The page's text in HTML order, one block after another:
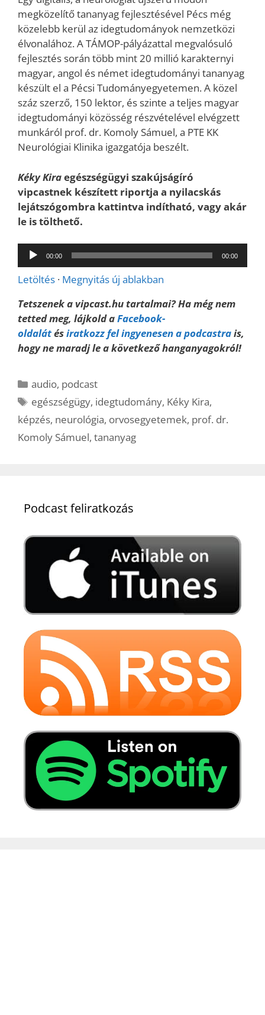
megközelítő tananyag fejlesztésével Pécs még
közelebb kerül az idegtudományok nemzetközi
élvonalához. A TÁMOP-pályázattal megvalósuló
fejlesztés során több mint 20 millió karakternyi
magyar, angol és német idegtudományi tananyag
készült el a Pécsi Tudományegyetemen. A közel
száz szerző, 150 lektor, és szinte a teljes magyar
idegtudományi közösség részvételével elvégzett
munkáról prof. dr. Komoly Sámuel, a PTE KK
Neurológiai Klinika igazgatója beszélt.
Kéky Kiraegészségügyi szakújságíró
vipcastnek készített riportja a nyilacskás
lejátszógombra kattintva indítható, vagy akár
le is tölthető.
Audió
lejátszó
00:00 00:00
Letöltés · Megnyitás új ablakban
Tetszenek a vipcast.hu tartalmai? Ha még nem
tetted meg, lájkold aFacebook-
oldalátésiratkozz fel ingyenesen a podcastrais,
hogy ne maradj le a következő hanganyagokról!
Kategória
audio, podcast
Címkék
egészségügy, idegtudomány, Kéky Kira,
képzés, neurológia, orvosegyetemek, prof. dr.
Komoly Sámuel, tananyag
Podcast feliratkozás